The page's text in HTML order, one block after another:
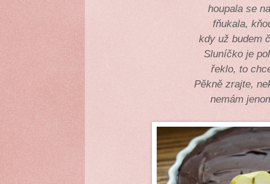
houpala se
fňukala,
kdy už budem
Sluníčko je
řeklo, to
Pěkně zrajte,
nemám